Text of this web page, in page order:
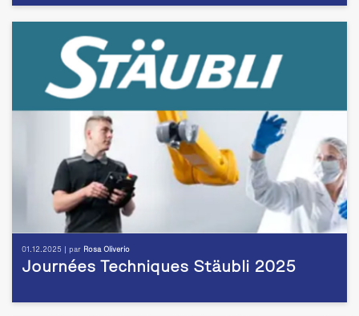
01.12.2025 | par Rosa Oliverio
Journées Techniques Stäubli 2025